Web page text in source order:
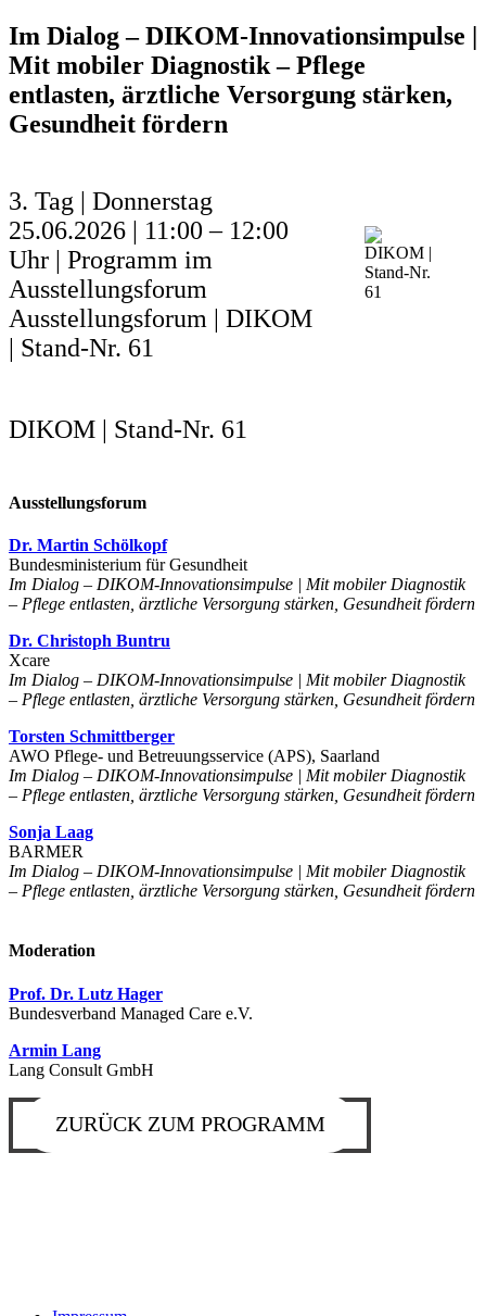
Im Dialog – DIKOM-Innovationsimpulse |
Mit mobiler Diagnostik – Pflege
entlasten, ärztliche Versorgung stärken,
Gesundheit fördern
3. Tag | Donnerstag
25.06.2026 | 11:00 – 12:00
Uhr | Programm im
Ausstellungsforum
Ausstellungsforum | DIKOM
| Stand-Nr. 61
DIKOM | Stand-Nr. 61
Ausstellungsforum
Dr. Martin Schölkopf
Bundesministerium für Gesundheit
Im Dialog – DIKOM-Innovationsimpulse | Mit mobiler Diagnostik
– Pflege entlasten, ärztliche Versorgung stärken, Gesundheit fördern
Dr. Christoph Buntru
Xcare
Im Dialog – DIKOM-Innovationsimpulse | Mit mobiler Diagnostik
– Pflege entlasten, ärztliche Versorgung stärken, Gesundheit fördern
Torsten Schmittberger
AWO Pflege- und Betreuungsservice (APS), Saarland
Im Dialog – DIKOM-Innovationsimpulse | Mit mobiler Diagnostik
– Pflege entlasten, ärztliche Versorgung stärken, Gesundheit fördern
Sonja Laag
BARMER
Im Dialog – DIKOM-Innovationsimpulse | Mit mobiler Diagnostik
– Pflege entlasten, ärztliche Versorgung stärken, Gesundheit fördern
Moderation
Prof. Dr. Lutz Hager
Bundesverband Managed Care e.V.
Armin Lang
Lang Consult GmbH
ZURÜCK ZUM PROGRAMM